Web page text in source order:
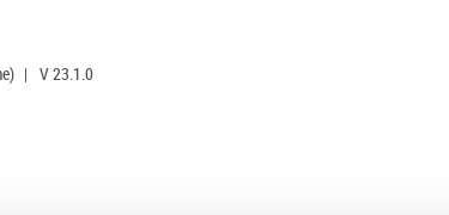
| V 23.1.0